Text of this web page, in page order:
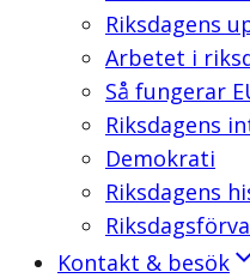
Riksdagens
Arbetet i
Så fungerar
Riksdagens
Demokrati
Riksdagens
Kontakt & besök